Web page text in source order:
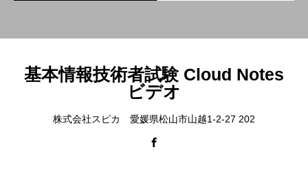
基本情報技術者試験 Cloud Notes
ビデオ
株式会社スピカ 愛媛県松山市山越1-2-27 202